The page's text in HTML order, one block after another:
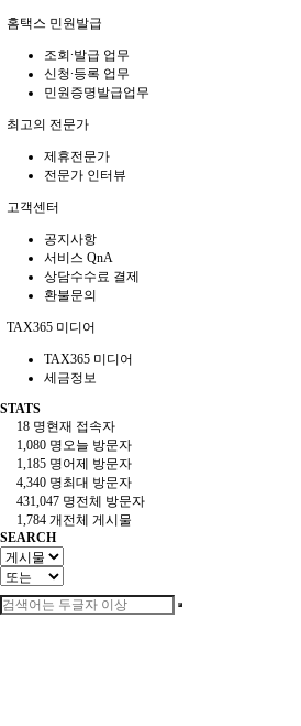
홈택스 민원발급
조회∙발급 업무
신청∙등록 업무
민원증명발급업무
최고의 전문가
제휴전문가
전문가 인터뷰
고객센터
공지사항
서비스 QnA
상담수수료 결제
환불문의
TAX365 미디어
TAX365 미디어
세금정보
STATS
18 명현재 접속자
1,080 명 오늘 방문자
1,185 명어제 방문자
4,340 명최대 방문자
431,047 명전체 방문자
1,784 개전체 게시물
SEARCH